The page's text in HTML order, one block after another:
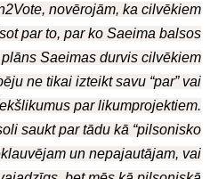
novērojām, ka cilvēkiem
par to, par ko Saeima balsos
Saeimas durvis cilvēkiem
ne tikai izteikt savu “par” vai
par likumprojektiem.
saukt par tādu kā “pilsonisko
un nepajautājam, vai